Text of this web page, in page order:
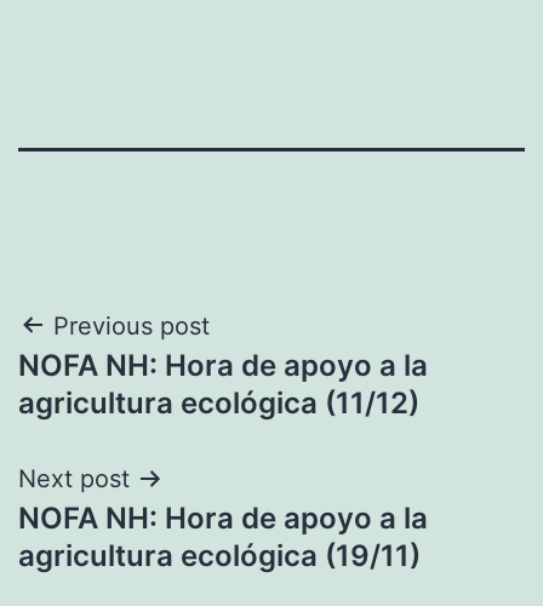
Navegación
de
Previous post
NOFA NH: Hora de apoyo a la
agricultura ecológica (11/12)
Next post
NOFA NH: Hora de apoyo a la
agricultura ecológica (19/11)